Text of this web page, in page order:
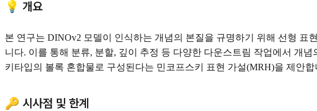
💡 개요
본 연구는 DINOv2 모델이 인식하는 개념의 본질을 규명하기 위해 선형 표
니다. 이를 통해 분류, 분할, 깊이 추정 등 다양한 다운스트림 작업에서 개
키타입의 볼록 혼합물로 구성된다는 민코프스키 표현 가설(MRH)을 제안합
🔑 시사점 및 한계